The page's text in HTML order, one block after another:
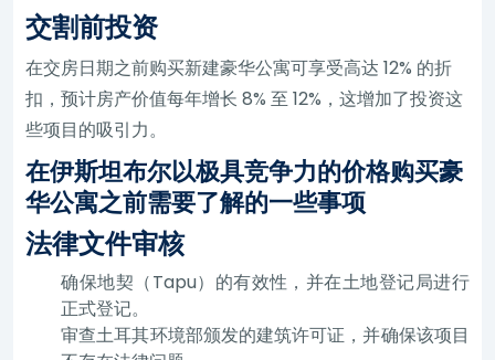
交割前投资
在交房日期之前购买新建豪华公寓可享受高达 12% 的折
扣，预计房产价值每年增长 8% 至 12%，这增加了投资这
些项目的吸引力。
在伊斯坦布尔以极具竞争力的价格购买豪
华公寓之前需要了解的一些事项
法律文件审核
确保地契（Tapu）的有效性，并在土地登记局进行
正式登记。
审查土耳其环境部颁发的建筑许可证，并确保该项目